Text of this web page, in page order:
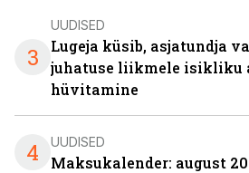
3
UUDISED
Lugeja küsib, asjatundja
juhatuse liikmele isikliku
hüvitamine
4 UUDISED
Maksukalender: august